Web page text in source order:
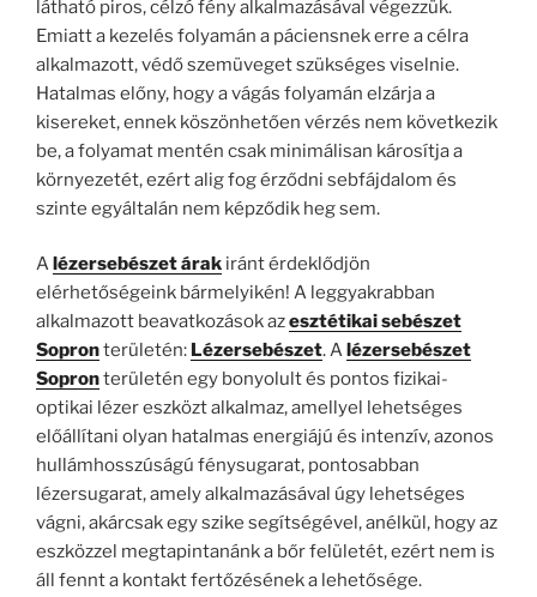
látható piros, célzó fény alkalmazásával végezzük.
Emiatt a kezelés folyamán a páciensnek erre a célra
alkalmazott, védő szemüveget szükséges viselnie.
Hatalmas előny, hogy a vágás folyamán elzárja a
kisereket, ennek köszönhetően vérzés nem következik
be, a folyamat mentén csak minimálisan károsítja a
környezetét, ezért alig fog érződni sebfájdalom és
szinte egyáltalán nem képződik heg sem.
Alézersebészetárak iránt érdeklődjön
elérhetőségeink bármelyikén! A leggyakrabban
alkalmazott beavatkozások azesztétikaisebészet
Sopronterületén: Lézersebészet. Alézersebészet
Sopronterületén egy bonyolult és pontos fizikai-
optikai lézer eszközt alkalmaz, amellyel lehetséges
előállítani olyan hatalmas energiájú és intenzív, azonos
hullámhosszúságú fénysugarat, pontosabban
lézersugarat, amely alkalmazásával úgy lehetséges
vágni, akárcsak egy szike segítségével, anélkül, hogy az
eszközzel megtapintanánk a bőr felületét, ezért nem is
áll fennt a kontakt fertőzésének a lehetősége.